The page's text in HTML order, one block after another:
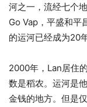
河之一，流经七个
Go Vap，平盛和平
的运河已经成为20
2000年，Lan居住
数是稻农。运河是
金钱的地方。但是